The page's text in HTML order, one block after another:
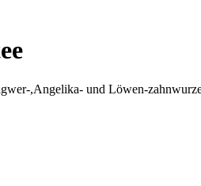
,Angelika- und Löwen-